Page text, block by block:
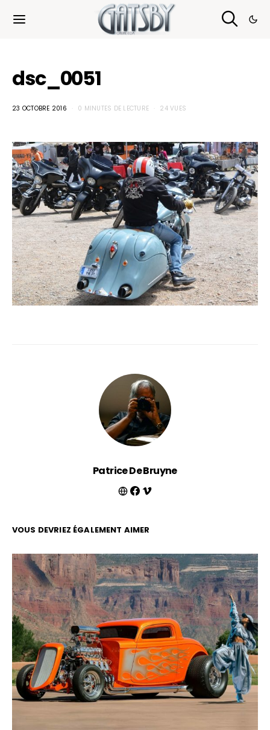
dsc_0051
23 OCTOBRE 2016 0 MINUTES DE LECTURE 24 VUES
Patrice De Bruyne
VOUS DEVRIEZ ÉGALEMENT AIMER
Cookies management panel